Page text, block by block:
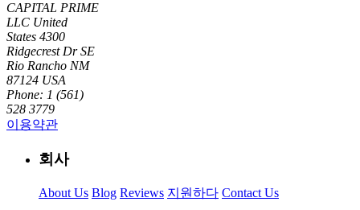
CAPITAL PRIME
LLC United
States 4300
Ridgecrest Dr SE
Rio Rancho NM
87124 USA
Phone: 1 (561)
528 3779
이용약관
회사
About Us Blog Reviews 지원하다 Contact Us